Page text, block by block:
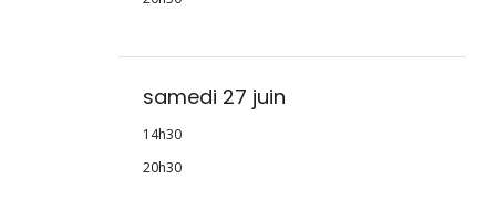
samedi 27 juin
14h30
20h30